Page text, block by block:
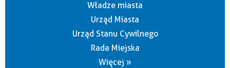
Władze miasta
Urząd Miasta
Urząd Stanu Cywilnego
Rada Miejska
Więcej »